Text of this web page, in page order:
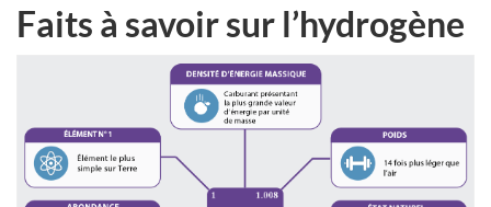
Faits à savoir sur l’hydrogène